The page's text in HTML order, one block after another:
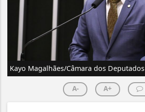
Kayo Magalhães/Câmara dos Deputados
A- A+